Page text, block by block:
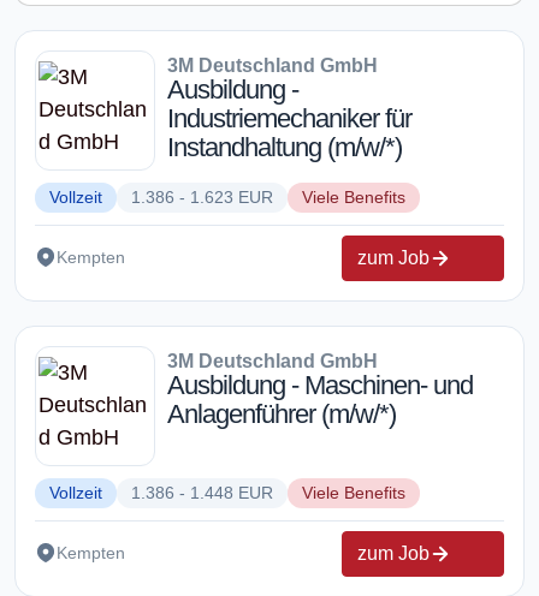
3M Deutschland GmbH
Ausbildung -
Industriemechaniker für
Instandhaltung (m/w/*)
Vollzeit 1.386 - 1.623 EUR Viele Benefits
Kempten zum Job
3M Deutschland GmbH
Ausbildung - Maschinen- und
Anlagenführer (m/w/*)
Vollzeit 1.386 - 1.448 EUR Viele Benefits
Kempten zum Job